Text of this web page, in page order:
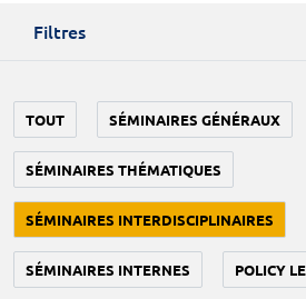
Filtres
TOUT SÉMINAIRES GÉNÉRAUX
SÉMINAIRES THÉMATIQUES
SÉMINAIRES INTERDISCIPLINAIRES
SÉMINAIRES INTERNES POLICY